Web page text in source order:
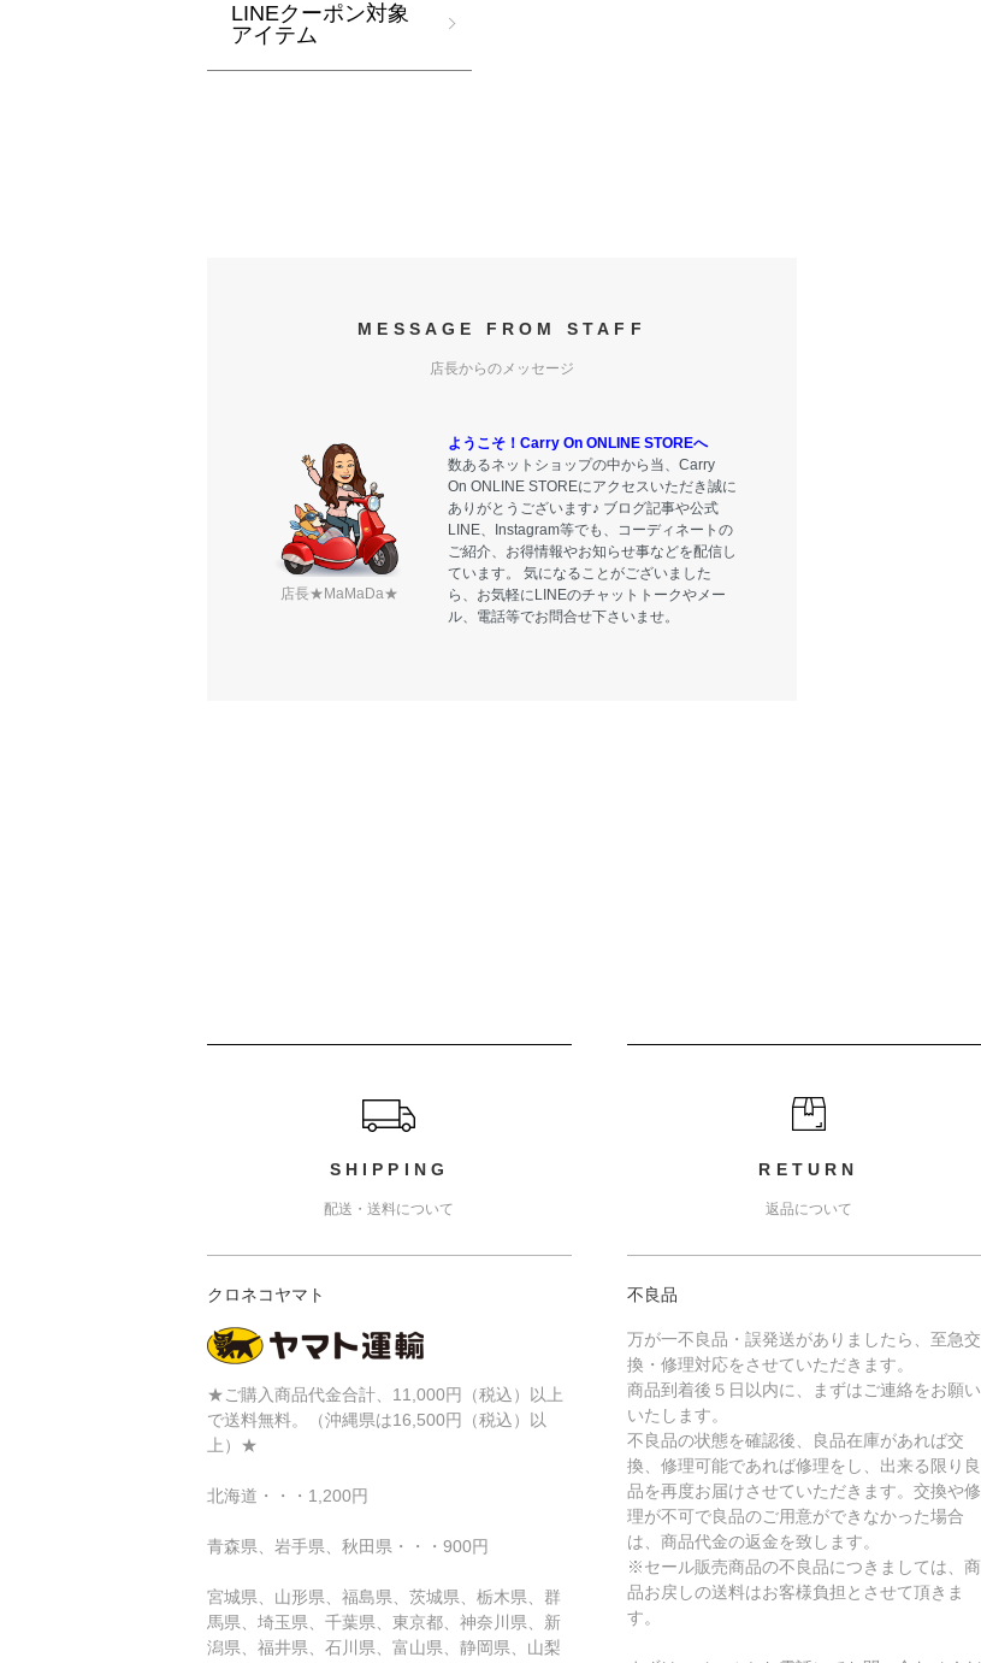
LINEクーポン対象
アイテム
MESSAGE FROM STAFF
店長からのメッセージ
店長★MaMaDa★
ようこそ！Carry On ONLINE STOREへ
数あるネットショップの中から当、Carry
On ONLINE STOREにアクセスいただき誠に
ありがとうございます♪ ブログ記事や公式
LINE、Instagram等でも、コーディネートの
ご紹介、お得情報やお知らせ事などを配信し
ています。 気になることがございました
ら、お気軽にLINEのチャットトークやメー
ル、電話等でお問合せ下さいませ。
ショッピングガイド
SHIPPING
配送・送料について
クロネコヤマト
★ご購入商品代金合計、11,000円（税込）以上
で送料無料。（沖縄県は16,500円（税込）以
上）★
北海道・・・1,200円
青森県、岩手県、秋田県・・・900円
宮城県、山形県、福島県、茨城県、栃木県、群
馬県、埼玉県、千葉県、東京都、神奈川県、新
潟県、福井県、石川県、富山県、静岡県、山梨
RETURN
返品について
不良品
万が一不良品・誤発送がありましたら、至急交
換・修理対応をさせていただきます。
商品到着後５日以内に、まずはご連絡をお願い
いたします。
不良品の状態を確認後、良品在庫があれば交
換、修理可能であれば修理をし、出来る限り良
品を再度お届けさせていただきます。交換や修
理が不可で良品のご用意ができなかった場合
は、商品代金の返金を致します。
※セール販売商品の不良品につきましては、商
品お戻しの送料はお客様負担とさせて頂きま
す。